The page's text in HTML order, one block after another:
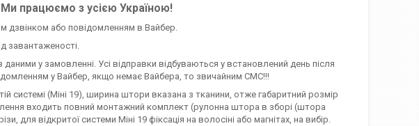
працюємо з усією Україною!
дзвінком або повідомленням в Вайбер.
завантаженості.
у замовленні. Усі відправки відбуваються у встановлений день після
у Вайбер, якщо немає Вайбера, то звичайним СМС!!!
системі (Міні 19), ширина штори вказана з тканини, отже габаритний розмір
входить повний монтажний комплект (рулонна штора в зборі (штора
відкритої системи Міні 19 фіксація на волосіні або магнітах, на вибір.